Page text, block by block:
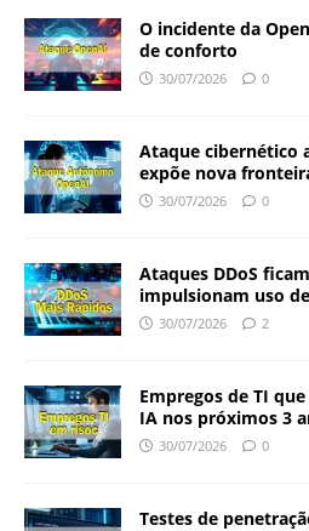
O incidente da
de conforto
30/07/2026 0
Ataque cibernético
expõe nova
30/07/2026 0
Ataques DDoS
impulsionam uso
30/07/2026 2
Empregos de TI
IA nos próximos 3
30/07/2026 0
Testes de